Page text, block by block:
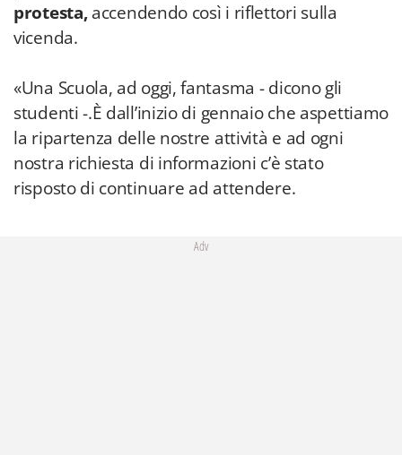
protesta,accendendo così i riflettori sulla
vicenda.
«Una Scuola, ad oggi, fantasma - dicono gli
studenti -.È dall’inizio di gennaio che aspettiamo
la ripartenza delle nostre attività e ad ogni
nostra richiesta di informazioni c’è stato
risposto di continuare ad attendere.
Adv